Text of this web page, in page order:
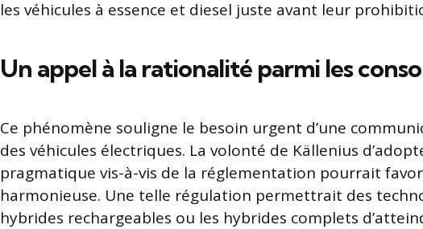
les véhicules à essence et diesel juste avant leur
Un appel à la rationalité parmi les
Ce phénomène souligne le besoin urgent d’une
des véhicules électriques. La volonté de Källenius
pragmatique vis-à-vis de la réglementation pourrait
harmonieuse. Une telle régulation permettrait des
hybrides rechargeables ou les hybrides complets